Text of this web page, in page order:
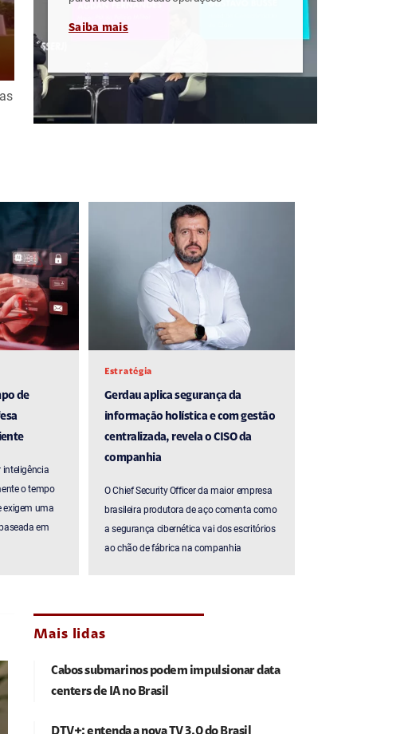
Saiba mais
de
o tempo
exigem uma
em
Estratégia
Gerdau aplica segurança da
informação holística e com gestão
centralizada, revela o CISO da
companhia
O Chief Security Officer da maior empresa
brasileira produtora de aço comenta como
a segurança cibernética vai dos escritórios
ao chão de fábrica na companhia
Mais lidas
Cabos submarinos podem impulsionar data
centers de IA no Brasil